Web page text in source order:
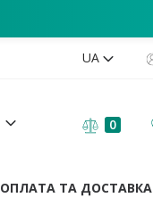
UA
0
ОПЛАТА ТА ДОСТАВКА